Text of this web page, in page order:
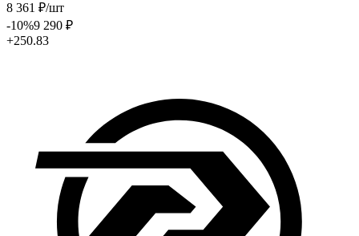
8 361 ₽/шт
-10%9 290 ₽
+250.83